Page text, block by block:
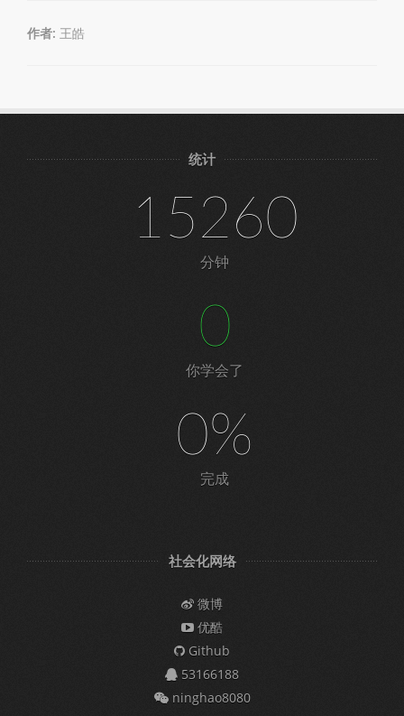
作者: 王皓
统计
15260
分钟
0
你学会了
0%
完成
社会化网络
微博
优酷
Github
53166188
ninghao8080